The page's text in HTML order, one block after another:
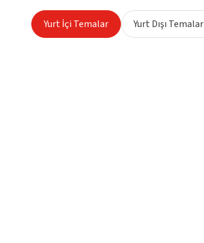
Yurt İçi Temalar Yurt Dışı Temalar